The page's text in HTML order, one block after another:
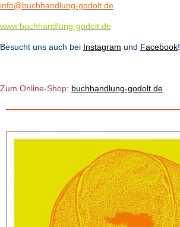
info@buchhandlung-godolt.de
www.buchhandlung-godolt.de
Besucht uns auch bei Instagram und Facebook!
Zum Online-Shop: buchhandlung-godolt.de